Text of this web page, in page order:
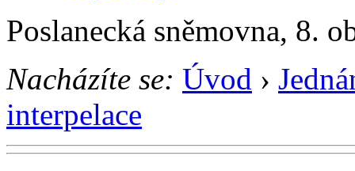
Poslanecká sněmovna, 8.
Nacházíte se: Úvod ›
interpelace